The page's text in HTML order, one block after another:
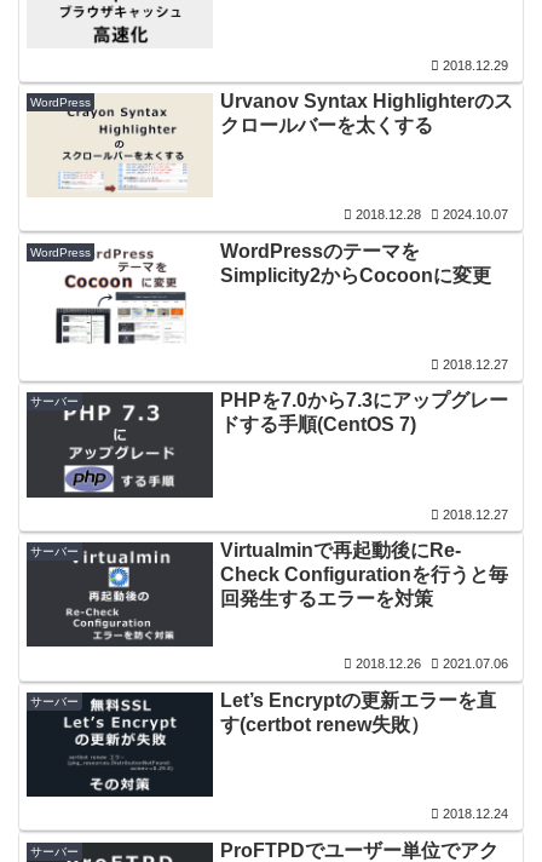
2018.12.29
WordPress
Urvanov Syntax Highlighterのス
クロールバーを太くする
2018.12.28 2024.10.07
WordPress
WordPressのテーマを
Simplicity2からCocoonに変更
2018.12.27
サーバー
PHPを7.0から7.3にアップグレー
ドする手順(CentOS 7)
2018.12.27
サーバー
Virtualminで再起動後にRe-
Check Configurationを行うと毎
回発生するエラーを対策
2018.12.26 2021.07.06
サーバー
Let’s Encryptの更新エラーを直
す(certbot renew失敗）
2018.12.24
サーバー
ProFTPDでユーザー単位でアク